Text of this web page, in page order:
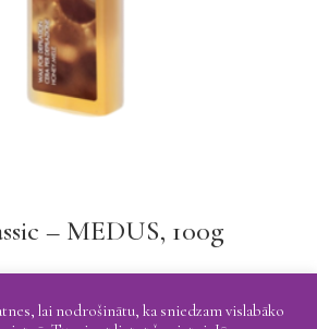
– MEDUS, 100g
lai nodrošinātu, ka sniedzam vislabāko